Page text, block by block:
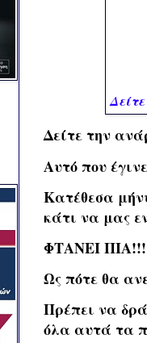
Δείτε την
Αυτό που
Κατέθεσα
κάτι να μας
ΦΤΑΝΕΙ ΠΙΑ!!!
Ως πότε θα
Πρέπει να
όλα αυτά τα